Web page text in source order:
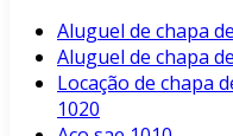
Aluguel de chapa
Aluguel de chapa
Locação de chapa
1020